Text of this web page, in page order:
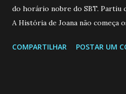
do horário nobre do SBT. Partiu
A História de Joana não começa
de 25/05/26 a 31/05/26 JOANA
COMPARTILHAR POSTAR UM